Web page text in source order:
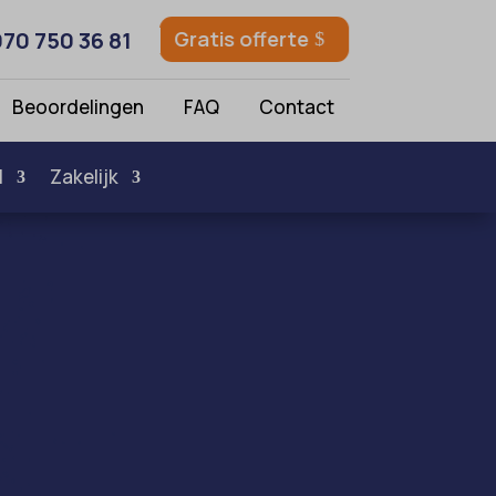
Gratis offerte
750 36 81
Beoordelingen FAQ Contact
Zakelijk